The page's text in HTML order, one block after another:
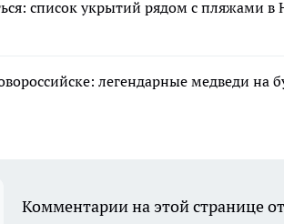
список укрытий рядом с пляжами в
легендарные медведи
Комментарии на этой странице